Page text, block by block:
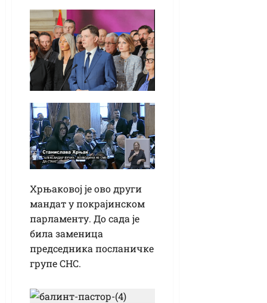
Хрњаковој је ово други
мандат у покрајинском
парламенту. До сада је
била заменица
председника посланичке
групе СНС.